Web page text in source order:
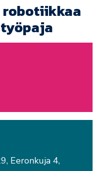
robotiikkaa
Eeronkuja 4,